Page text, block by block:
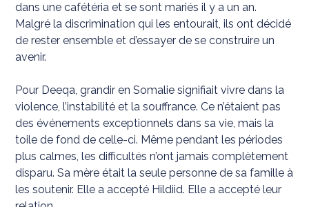
dans une cafétéria et se sont mariés il y a un an.
Malgré la discrimination qui les entourait, ils ont décidé
de rester ensemble et d’essayer de se construire un
avenir.
Pour Deeqa, grandir en Somalie signifiait vivre dans la
violence, l’instabilité et la souffrance. Ce n’étaient pas
des événements exceptionnels dans sa vie, mais la
toile de fond de celle-ci. Même pendant les périodes
plus calmes, les difficultés n’ont jamais complètement
disparu. Sa mère était la seule personne de sa famille à
les soutenir. Elle a accepté Hildiid. Elle a accepté leur